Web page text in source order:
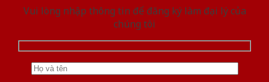
Vui lòng nhập thông tin để đăng ký làm đại lý của
chúng tôi